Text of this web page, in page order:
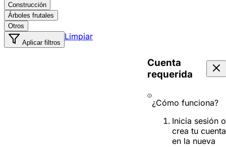
Construcción
Árboles frutales
Otros
Aplicar filtros
Limpiar
Cuenta
requerida
¿Cómo funciona?
Inicia sesión o
crea tu cuenta
en la nueva